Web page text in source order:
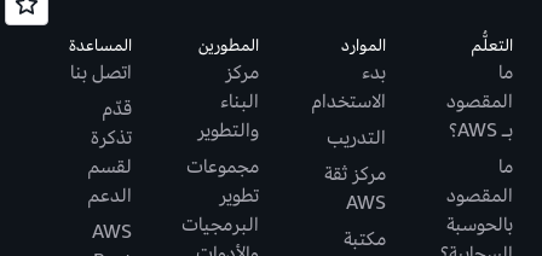
التعلُّم
ما
المقصود
بـ AWS؟
ما
المقصود
بالحوسبة
الموارد
بدء
الاستخدام
التدريب
مركز ثقة
AWS
مكتبة
المطورين
مركز
البناء
والتطوير
مجموعات
تطوير
البرمجيات
المساعدة
اتصل بنا
قدّم
تذكرة
لقسم
الدعم
AWS